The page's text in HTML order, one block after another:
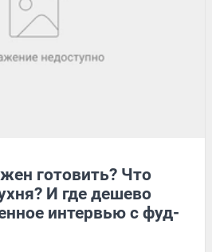
готовить? Что
И где дешево
интервью с фуд-